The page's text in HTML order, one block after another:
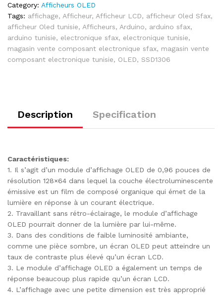
Category: Afficheurs OLED
Tags: affichage, Afficheur, Afficheur LCD, afficheur Oled Sfax,
afficheur Oled tunisie, Afficheurs, Arduino, arduino sfax,
arduino tunisie, electronique sfax, electronique tunisie,
magasin vente composant electronique sfax, magasin vente
composant electronique tunisie, OLED, SSD1306
Description Specification
Caractéristiques:
1. Il s’agit d’un module d’affichage OLED de 0,96 pouces de
résolution 128×64 dans lequel la couche électroluminescente
émissive est un film de composé organique qui émet de la
lumière en réponse à un courant électrique.
2. Travaillant sans rétro-éclairage, le module d’affichage
OLED pourrait donner de la lumière par lui-même.
3. Dans des conditions de faible luminosité ambiante,
comme une pièce sombre, un écran OLED peut atteindre un
taux de contraste plus élevé qu’un écran LCD.
3. Le module d’affichage OLED a également un temps de
réponse beaucoup plus rapide qu’un écran LCD.
4. L’affichage avec une petite dimension est très approprié